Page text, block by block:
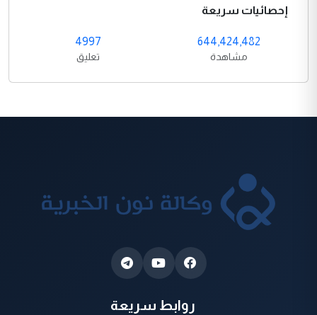
إحصائيات سريعة
644,424,482
مشاهدة
4997
تعليق
روابط سريعة